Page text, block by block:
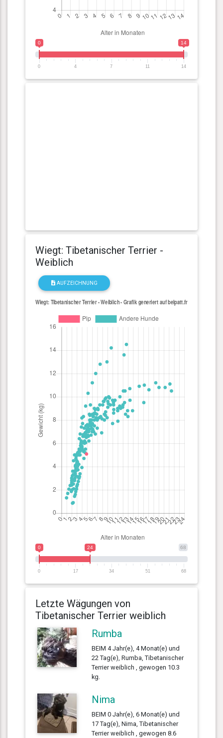
0 14
0 4 7 11 14
Wiegt: Tibetanischer Terrier -
Weiblich
AUFZEICHNUNG
68
0 24
0 17 34 51 68
Letzte Wägungen von
Tibetanischer Terrier weiblich
Rumba
BEIM 4 Jahr(e), 4 Monat(e) und
22 Tag(e), Rumba, Tibetanischer
Terrier weiblich , gewogen 10.3
kg.
Nima
BEIM 0 Jahr(e), 6 Monat(e) und
17 Tag(e), Nima, Tibetanischer
Terrier weiblich , gewogen 8.6